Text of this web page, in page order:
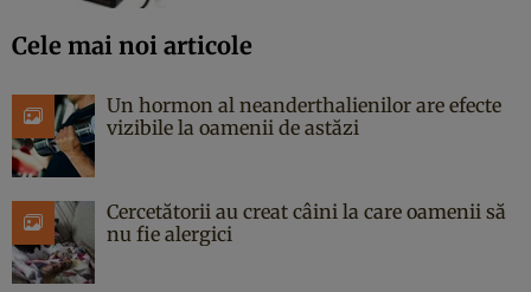
Cele mai noi articole
Un hormon al neanderthalienilor are efecte
vizibile la oamenii de astăzi
Cercetătorii au creat câini la care oamenii să
nu fie alergici